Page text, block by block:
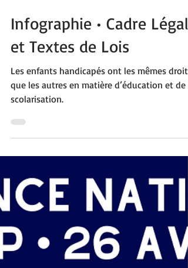
Infographie • Cadre Légal
et Textes de Lois
Les enfants handicapés ont les mêmes droits
que les autres en matière d’éducation et de
scolarisation.